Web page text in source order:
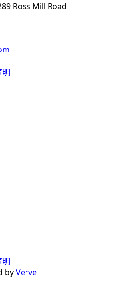
Ross Mill Road
明
明
byVerve